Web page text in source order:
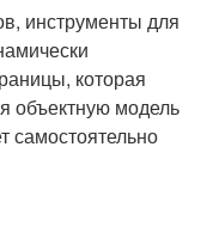
инструменты для
которая
объектную модель
самостоятельно